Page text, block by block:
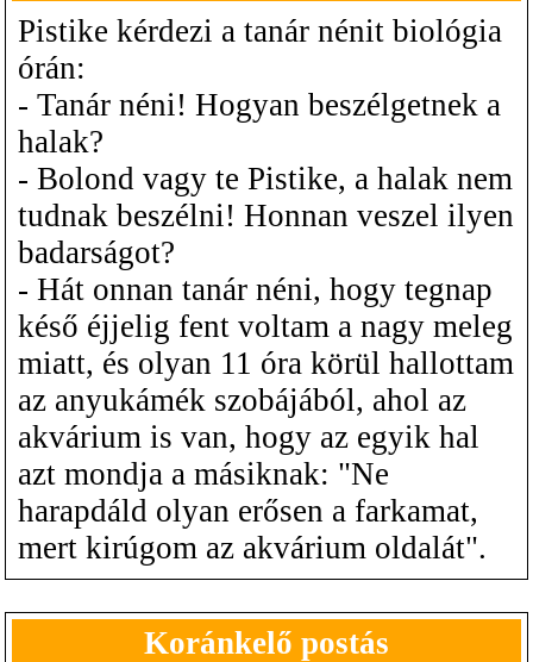
Pistike kérdezi a tanár nénit biológia
órán:
- Tanár néni! Hogyan beszélgetnek a
halak?
- Bolond vagy te Pistike, a halak nem
tudnak beszélni! Honnan veszel ilyen
badarságot?
- Hát onnan tanár néni, hogy tegnap
késő éjjelig fent voltam a nagy meleg
miatt, és olyan 11 óra körül hallottam
az anyukámék szobájából, ahol az
akvárium is van, hogy az egyik hal
azt mondja a másiknak: "Ne
harapdáld olyan erősen a farkamat,
mert kirúgom az akvárium oldalát".
Koránkelő postás